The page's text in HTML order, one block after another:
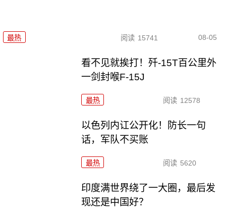
最热 阅读 15741 08-05
看不见就挨打！歼-15T百公里外
一剑封喉F-15J
最热 阅读 12578
以色列内讧公开化！防长一句
话，军队不买账
最热 阅读 5620
印度满世界绕了一大圈，最后发
现还是中国好？